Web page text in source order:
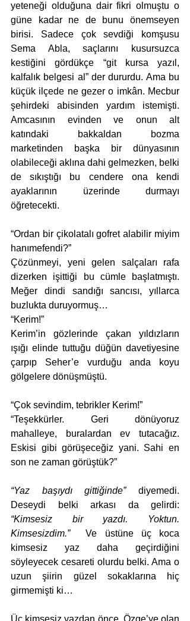
yeteneği olduğuna dair fikri olmuştu o
güne kadar ne de bunu önemseyen
birisi. Sadece çok sevdiği komşusu
Sema Abla, saçlarını kusursuzca
kestiğini gördükçe “git kursa yazıl,
kalfalık belgesi al” der dururdu. Ama bu
küçük ilçede ne gezer o imkân. Mecbur
şehirdeki abisinden yardım istemişti.
Amcasının evinden ve onun alt
katındaki bakkaldan bozma
marketinden başka bir dünyasının
olabileceği aklına dahi gelmezken, belki
de sıkıştığı bu cendere ona kendi
ayaklarının üzerinde durmayı
öğretecekti.
“Ordan bir çikolatalı gofret alabilir miyim
hanımefendi?”
Çözünmeyi, yeni gelen salçaları rafa
dizerken işittiği bu cümle başlatmıştı.
Meğer dindi sandığı sancısı, yıllarca
buzlukta duruyormuş…
“Kerim!”
Kerim’in gözlerinde çakan yıldızların
ışığı elinde tuttuğu düğün davetiyesine
çarpıp Seher’e vurduğu anda koyu
gölgelere dönüşmüştü.
“Çok sevindim, tebrikler Kerim!”
“Teşekkürler. Geri dönüyoruz
mahalleye, buralardan ev tutacağız.
Eskisi gibi görüşeceğiz yani. Sahi en
son ne zaman görüştük?”
“Yaz başıydı gittiğinde” diyemedi.
“Kimsesiz bir yazdı. Yoktun.
Kimsesizdim.”
Ve üstüne üç koca
kimsesiz yaz daha geçirdiğini
söyleyecek cesareti olurdu belki. Ama o
uzun şiirin güzel sokaklarına hiç
girmemişti ki…
Üç kimsesiz yazdan önce, Özge’ye olan